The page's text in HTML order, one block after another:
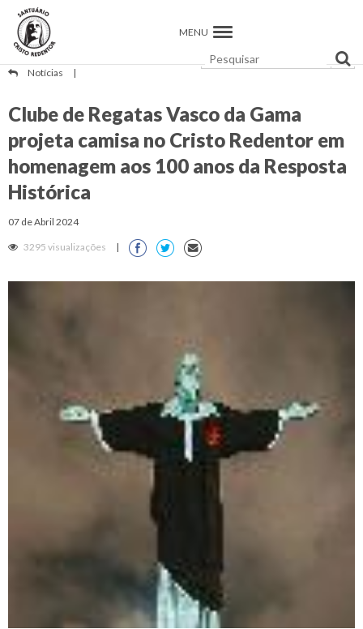
MENU
Notícias |
Clube de Regatas Vasco da Gama
projeta camisa no Cristo Redentor em
homenagem aos 100 anos da Resposta
Histórica
07 de Abril 2024
3295 visualizações |